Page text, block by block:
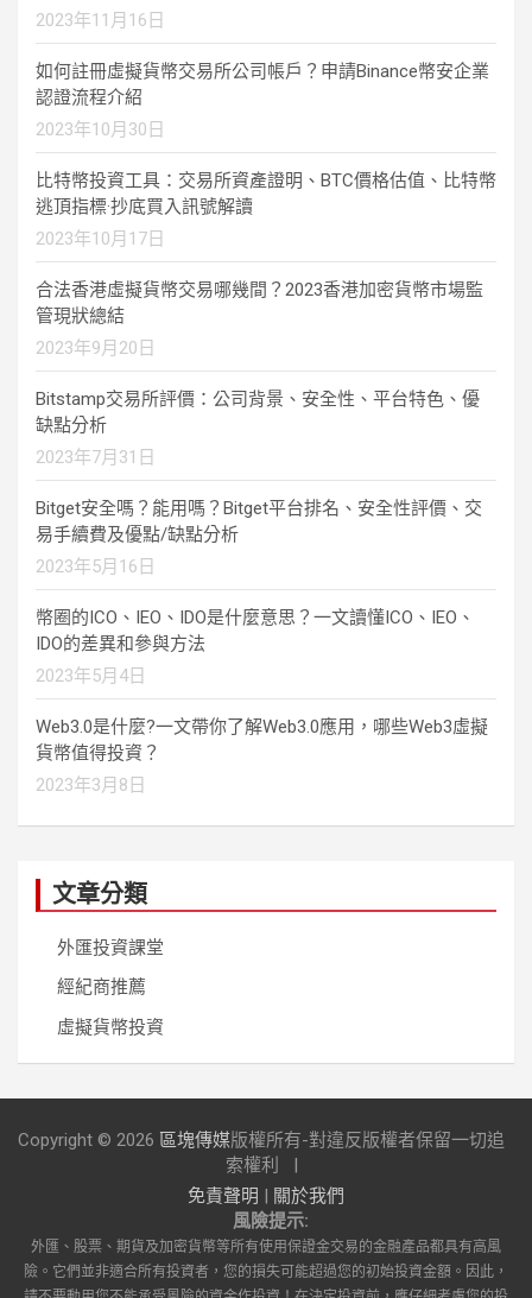
2023年11月16日
如何註冊虛擬貨幣交易所公司帳戶？申請Binance幣安企業
認證流程介紹
2023年10月30日
比特幣投資工具：交易所資產證明、BTC價格估值、比特幣
逃頂指標·抄底買入訊號解讀
2023年10月17日
合法香港虛擬貨幣交易哪幾間？2023香港加密貨幣市場監
管現狀總結
2023年9月20日
Bitstamp交易所評價：公司背景、安全性、平台特色、優
缺點分析
2023年7月31日
Bitget安全嗎？能用嗎？Bitget平台排名、安全性評價、交
易手續費及優點/缺點分析
2023年5月16日
幣圈的ICO、IEO、IDO是什麼意思？一文讀懂ICO、IEO、
IDO的差異和參與方法
2023年5月4日
Web3.0是什麼?一文帶你了解Web3.0應用，哪些Web3虛擬
貨幣值得投資？
2023年3月8日
文章分類
外匯投資課堂
經紀商推薦
虛擬貨幣投資
Copyright © 2026 區塊傳媒版權所有-對違反版權者保留一切追
索權利
免責聲明 | 關於我們
風險提示:
外匯、股票、期貨及加密貨幣等所有使用保證金交易的金融產品都具有高風
險。它們並非適合所有投資者，您的損失可能超過您的初始投資金額。因此，